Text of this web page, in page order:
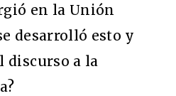
en la Unión
desarrolló esto y
discurso a la